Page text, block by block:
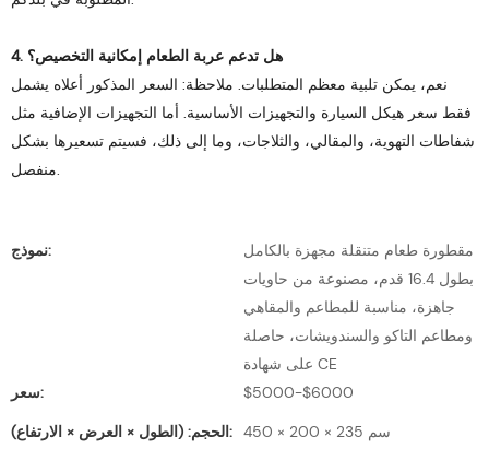
4. هل تدعم عربة الطعام إمكانية التخصيص؟
نعم، يمكن تلبية معظم المتطلبات. ملاحظة: السعر المذكور أعلاه يشمل
فقط سعر هيكل السيارة والتجهيزات الأساسية. أما التجهيزات الإضافية مثل
شفاطات التهوية، والمقالي، والثلاجات، وما إلى ذلك، فسيتم تسعيرها بشكل
منفصل.
نموذج:
مقطورة طعام متنقلة مجهزة بالكامل
بطول 16.4 قدم، مصنوعة من حاويات
جاهزة، مناسبة للمطاعم والمقاهي
ومطاعم التاكو والسندويشات، حاصلة
على شهادة CE
سعر:
$5000-$6000
الحجم: (الطول × العرض × الارتفاع):
450 × 200 × 235 سم